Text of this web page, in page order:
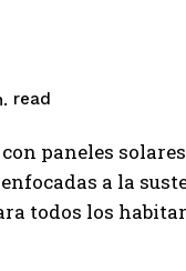
read
paneles
a la
todos los